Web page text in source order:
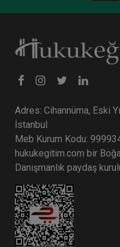
Adres: Cihannüma, Eski
İstanbul
Meb Kurum Kodu:
hukukegitim.com bir
Danışmanlık paydaş